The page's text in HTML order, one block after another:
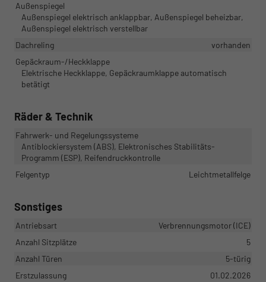
Außenspiegel
Außenspiegel elektrisch anklappbar, Außenspiegel beheizbar,
Außenspiegel elektrisch verstellbar
Dachreling
vorhanden
Gepäckraum-/Heckklappe
Elektrische Heckklappe, Gepäckraumklappe automatisch
betätigt
Räder & Technik
Fahrwerk- und Regelungssysteme
Antiblockiersystem (ABS), Elektronisches Stabilitäts-
Programm (ESP), Reifendruckkontrolle
Felgentyp
Leichtmetallfelge
Sonstiges
Antriebsart
Verbrennungsmotor (ICE)
Anzahl Sitzplätze
5
Anzahl Türen
5-türig
Erstzulassung
01.02.2026